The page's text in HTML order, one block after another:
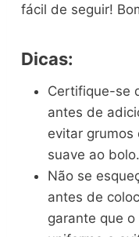
fácil de seguir!
Dicas:
Certifique-se
antes de
evitar grumos
suave ao bolo.
Não se
antes de
garante que